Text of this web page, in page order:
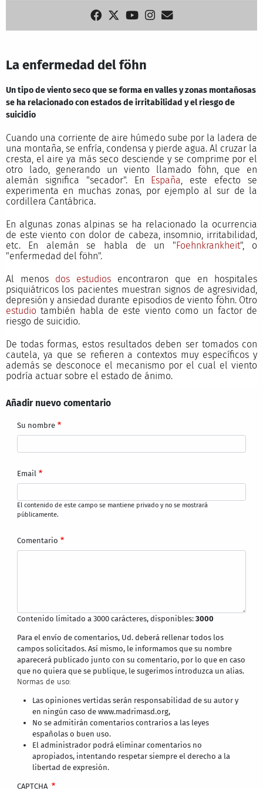
La enfermedad del föhn
Un tipo de viento seco que se forma en valles y zonas montañosas
se ha relacionado con estados de irritabilidad y el riesgo de
suicidio
Cuando una corriente de aire húmedo sube por la ladera de
una montaña, se enfría, condensa y pierde agua. Al cruzar la
cresta, el aire ya más seco desciende y se comprime por el
otro lado, generando un viento llamado föhn, que en
alemán significa "secador". En España
, este efecto se
experimenta en muchas zonas, por ejemplo al sur de la
cordillera Cantábrica.
En algunas zonas alpinas se ha relacionado la ocurrencia
de este viento con dolor de cabeza, insomnio, irritabilidad,
etc. En alemán se habla de un "Foehnkrankheit", o
"enfermedad del föhn".
Al menos dos estudiosencontraron que en hospitales
psiquiátricos los pacientes muestran signos de agresividad,
depresión y ansiedad durante episodios de viento föhn. Otro
estudio también habla de este viento como un factor de
riesgo de suicidio.
De todas formas, estos resultados deben ser tomados con
cautela, ya que se refieren a contextos muy específicos y
además se desconoce el mecanismo por el cual el viento
podría actuar sobre el estado de ánimo.
Añadir nuevo comentario
Su nombre
Email
El contenido de este campo se mantiene privado y no se mostrará
públicamente.
Comentario
Contenido limitado a 3000 carácteres, disponibles:3000
Para el envío de comentarios, Ud. deberá rellenar todos los
campos solicitados. Así mismo, le informamos que su nombre
aparecerá publicado junto con su comentario, por lo que en caso
que no quiera que se publique, le sugerimos introduzca un alias.
Normas de uso:
Las opiniones vertidas serán responsabilidad de su autor y
en ningún caso de www.madrimasd.org,
No se admitirán comentarios contrarios a las leyes
españolas o buen uso.
El administrador podrá eliminar comentarios no
apropiados, intentando respetar siempre el derecho a la
libertad de expresión.
CAPTCHA